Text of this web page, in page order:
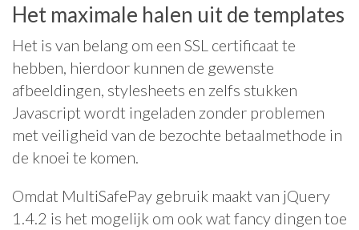
Het maximale halen uit de templates
Het is van belang om een SSL certificaat te
hebben, hierdoor kunnen de gewenste
afbeeldingen, stylesheets en zelfs stukken
Javascript wordt ingeladen zonder problemen
met veiligheid van de bezochte betaalmethode in
de knoei te komen.
Omdat MultiSafePay gebruik maakt van jQuery
1.4.2 is het mogelijk om ook wat fancy dingen toe